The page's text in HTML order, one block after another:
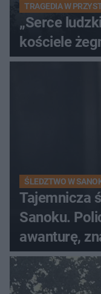
TRAGEDIA W
„Serce
kościele
ŚLEDZTWO W
Tajemnicza
Sanoku.
awanturę,